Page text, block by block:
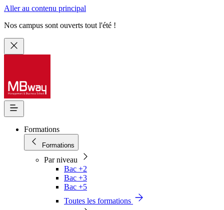
Aller au contenu principal
Nos campus sont ouverts tout l'été !
Formations
Formations
Par niveau
Bac +2
Bac +3
Bac +5
Toutes les formations